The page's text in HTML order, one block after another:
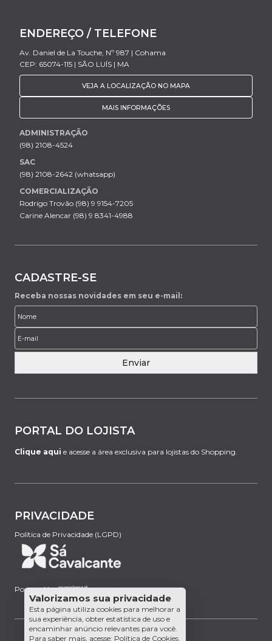
ENDEREÇO / TELEFONE
Av. Daniel de La Touche, Nº 987 | Cohama
CEP: 65074-115 | SÃO LUÍS | MA
VEJA A LOCALIZAÇÃO NO MAPA
MAIS INFORMAÇÕES
ADMINISTRAÇÃO
(98) 2108-4524
SAC
(98) 2108-2642 (whatsapp)
COMERCIALIZAÇÃO
Rodrigo Trovão (98) 9 9154-7205
Carine Alencar (98) 9 8341-4988
CADASTRE-SE
Receba nossas novidades em seu e-mail:
Enviar
PORTAL DO LOJISTA
Clique aqui e acesse a área exclusiva para lojistas do Shopping.
PRIVACIDADE
Política de Privacidade (LGPD)
Powered by:
Valorizamos sua privacidade
Esta página utiliza cookies para melhorar a
sua experiência, obter estatística de uso e
encaminhar anúncio relevantes para você.
Para saber mais, acesse: Política de Cookies.